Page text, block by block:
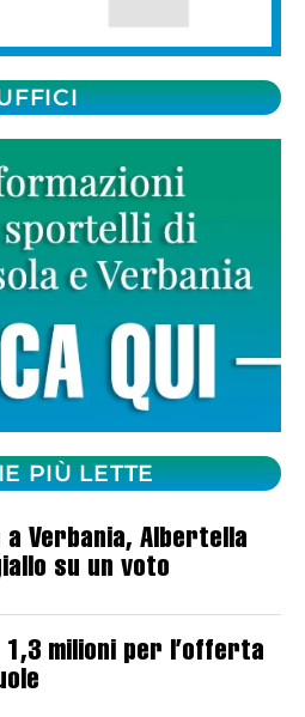
PIÙ LETTE
a Verbania, Albertella
su un voto
1,3 milioni per l’offerta